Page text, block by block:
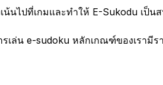
ไปที่เกมและทำให้ E-Sukodu เป็น
ล่น e-sudoku หลักเกณฑ์ของเรามีรา